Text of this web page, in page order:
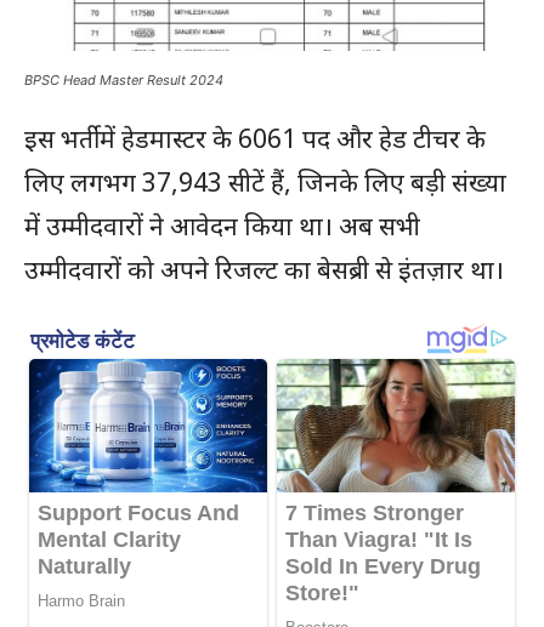
BPSC Head Master Result 2024
इस भर्ती में हेडमास्टर के 6061 पद और हेड टीचर के
लिए लगभग 37,943 सीटें हैं, जिनके लिए बड़ी संख्या
में उम्मीदवारों ने आवेदन किया था। अब सभी
उम्मीदवारों को अपने रिजल्ट का बेसब्री से इंतज़ार था।